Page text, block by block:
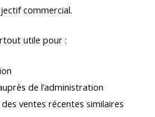
commercial.
utile pour :
de l’administration
ventes récentes similaires